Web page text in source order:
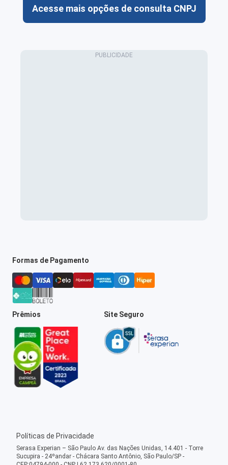
Acesse mais opções de consulta CNPJ
Formas de Pagamento
Prêmios Site Seguro
Políticas de Privacidade
Serasa Experian – São Paulo Av. das Nações Unidas, 14.401 - Torre
Sucupira - 24ºandar - Chácara Santo Antônio, São Paulo/SP -